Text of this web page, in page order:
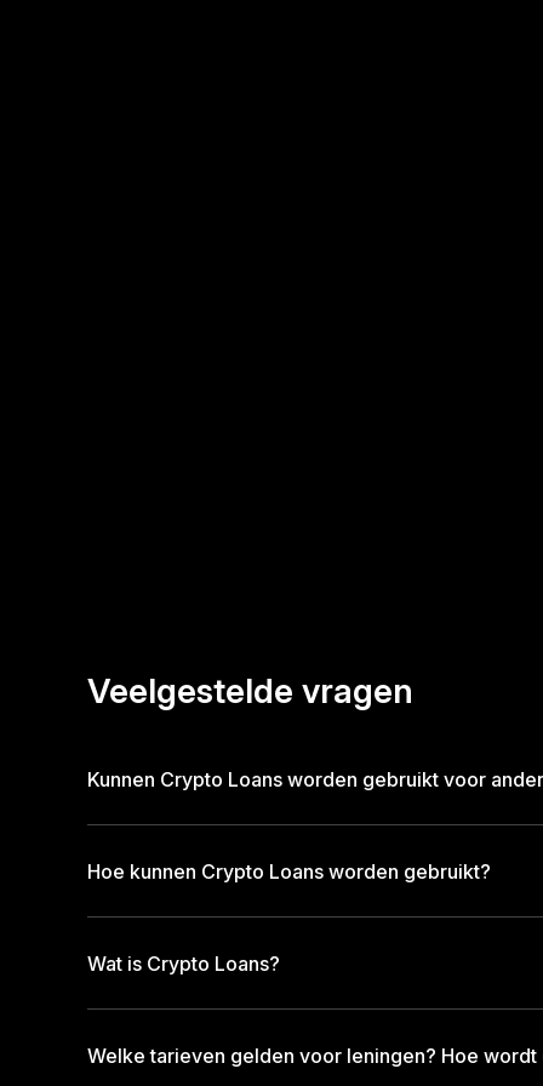
Veelgestelde vragen
Kunnen Crypto Loans worden gebruikt voor
Hoe kunnen Crypto Loans worden gebruikt?
Wat is Crypto Loans?
Welke tarieven gelden voor leningen? Hoe